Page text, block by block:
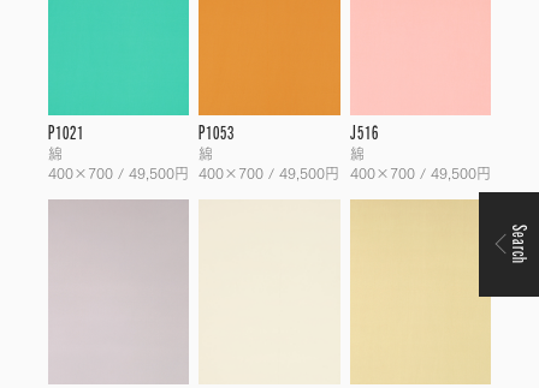
P1021
綿
400×700 / 49,500円
P1053
綿
400×700 / 49,500円
J516
綿
400×700 / 49,500円
Search